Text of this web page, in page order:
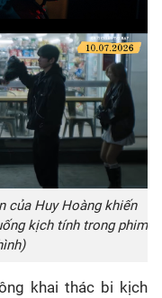
của Huy Hoàng khiến
kịch tính trong phim
khai thác bi kịch